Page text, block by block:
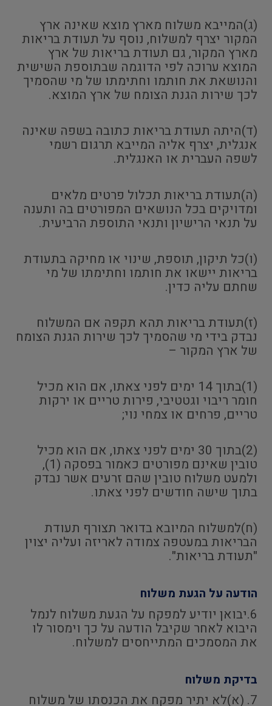
(ג)המייבא משלוח מארץ מוצא שאינה ארץ
המקור יצרף למשלוח, נוסף על תעודת בריאות
מארץ המקור, גם תעודת בריאות של ארץ
המוצא ערוכה לפי הדוגמה שבתוספת השישית
והנושאת את חותמו וחתימתו של מי שהסמיך
לכך שירות הגנת הצומח של ארץ המוצא.
(ד)היתה תעודת בריאות כתובה בשפה שאינה
אנגלית, יצרף אליה המייבא תרגום רשמי
לשפה העברית או האנגלית.
(ה)תעודת בריאות תכלול פרטים מלאים
ומדויקים בכל הנושאים המפורטים בה ותענה
על תנאי הרישיון ותנאי התוספת הרביעית.
(ו)כל תיקון, תוספת, שינוי או מחיקה בתעודת
בריאות יישאו את חותמו וחתימתו של מי
שחתם עליה כדין.
(ז)תעודת בריאות תהא תקפה אם המשלוח
נבדק בידי מי שהסמיך לכך שירות הגנת הצומח
של ארץ המקור –
(1)בתוך 14 ימים לפני צאתו, אם הוא מכיל
חומר ריבוי וגטטיבי, פירות טריים או ירקות
טריים, פרחים או צמחי נוי;
(2)בתוך 30 ימים לפני צאתו, אם הוא מכיל
טובין שאינם מפורטים כאמור בפסקה (1),
ולמעט משלוח טובין שהם זרעים אשר נבדק
בתוך שישה חודשים לפני צאתו.
(ח)למשלוח המיובא בדואר תצורף תעודת
הבריאות במעטפה צמודה לאריזה ועליה יצוין
"תעודת בריאות".
הודעה על הגעת משלוח
6.יבואן יודיע למפקח על הגעת משלוח לנמל
היבוא לאחר שקיבל הודעה על כך וימסור לו
את המסמכים המתייחסים למשלוח.
בדיקת משלוח
7. (א)לא יתיר מפקח את הכנסתו של משלוח